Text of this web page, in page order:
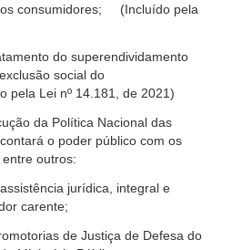
consumidores; (Incluído pela
do superendividamento
social do
Lei nº 14.181, de 2021)
da Política Nacional das
o poder público com os
outros:
jurídica, integral e
carente;
de Justiça de Defesa do